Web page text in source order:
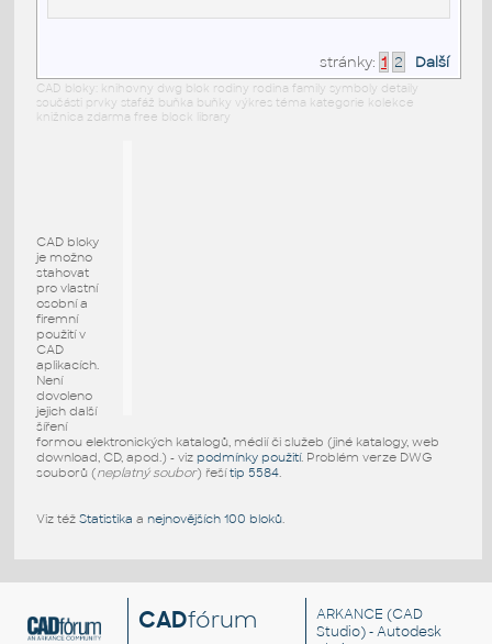
stránky: 1 2 Další
CAD bloky: knihovny dwg blok rodiny rodina family symboly detaily
součásti prvky stafáž buňka buňky výkres téma kategorie kolekce
knižnica zdarma free block library
CAD bloky
je možno
stahovat
pro vlastní
osobní a
firemní
použití v
CAD
aplikacích.
Není
dovoleno
jejich další
šíření
formou elektronických katalogů, médií či služeb (jiné katalogy, web
download, CD, apod.) - viz podmínky použití. Problém verze DWG
souborů (neplatný soubor) řešítip 5584.
Viz též Statistika a nejnovějších 100 bloků.
CADfórum ARKANCE (CAD
Studio) - Autodesk